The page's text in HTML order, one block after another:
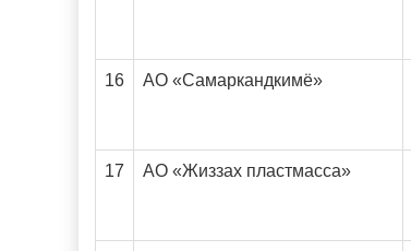
16 АО «Самаркандкимё»
17 АО «Жиззах пластмасса»